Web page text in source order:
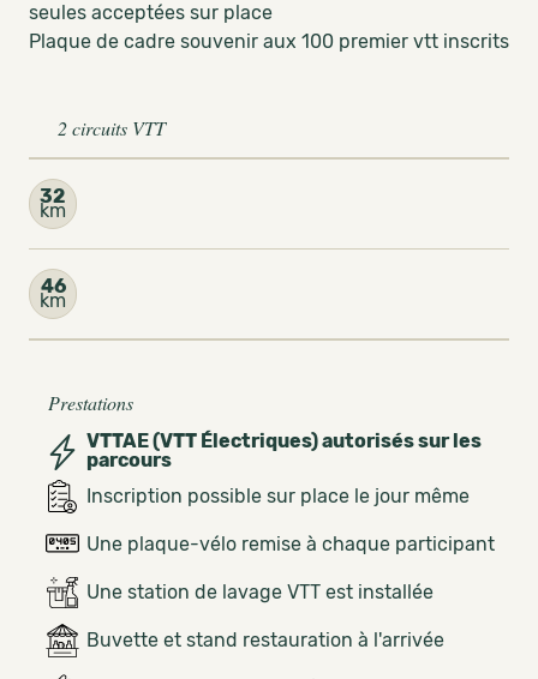
seules acceptées sur place
Plaque de cadre souvenir aux 100 premier vtt inscrits
2 circuits VTT
32
km
46
km
Prestations
VTTAE (VTT Électriques) autorisés sur les
parcours
Inscription possible sur place le jour même
Une plaque-vélo remise à chaque participant
Une station de lavage VTT est installée
Buvette et stand restauration à l'arrivée